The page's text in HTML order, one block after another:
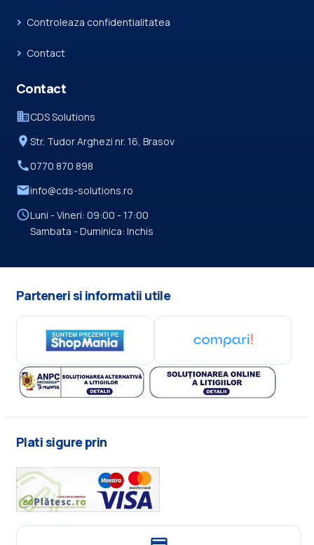
Controleaza confidentialitatea
Contact
Contact
businessCDS Solutions
place Str. Tudor Arghezi nr. 16, Brasov
call0770 870 898
mailinfo@cds-solutions.ro
scheduleLuni - Vineri: 09:00 - 17:00
Sambata - Duminica: Inchis
Parteneri si informatii utile
Plati sigure prin